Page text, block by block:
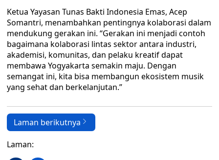
Ketua Yayasan Tunas Bakti Indonesia Emas, Acep
Somantri, menambahkan pentingnya kolaborasi dalam
mendukung gerakan ini. “Gerakan ini menjadi contoh
bagaimana kolaborasi lintas sektor antara industri,
akademisi, komunitas, dan pelaku kreatif dapat
membawa Yogyakarta semakin maju. Dengan
semangat ini, kita bisa membangun ekosistem musik
yang sehat dan berkelanjutan.”
Laman berikutnya
Laman: